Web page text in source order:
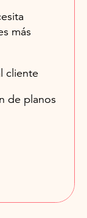
más
cliente
de planos